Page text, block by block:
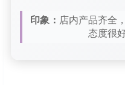
印象： 店内产品齐全
态度很